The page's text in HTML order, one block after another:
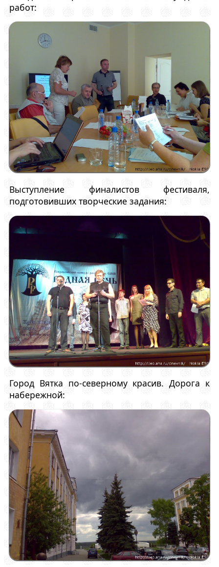
работ:
Выступление финалистов фестиваля,
подготовивших творческие задания:
Город Вятка по-северному красив. Дорога к
набережной: